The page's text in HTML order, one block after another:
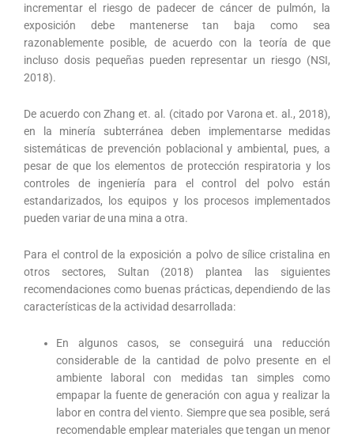
incrementar el riesgo de padecer de cáncer de pulmón, la
exposición debe mantenerse tan baja como sea
razonablemente posible, de acuerdo con la teoría de que
incluso dosis pequeñas pueden representar un riesgo (NSI,
2018).
De acuerdo con Zhang et. al. (citado por Varona et. al., 2018),
en la minería subterránea deben implementarse medidas
sistemáticas de prevención poblacional y ambiental, pues, a
pesar de que los elementos de protección respiratoria y los
controles de ingeniería para el control del polvo están
estandarizados, los equipos y los procesos implementados
pueden variar de una mina a otra.
Para el control de la exposición a polvo de sílice cristalina en
otros sectores, Sultan (2018) plantea las siguientes
recomendaciones como buenas prácticas, dependiendo de las
características de la actividad desarrollada:
En algunos casos, se conseguirá una reducción
considerable de la cantidad de polvo presente en el
ambiente laboral con medidas tan simples como
empapar la fuente de generación con agua y realizar la
labor en contra del viento. Siempre que sea posible, será
recomendable emplear materiales que tengan un menor